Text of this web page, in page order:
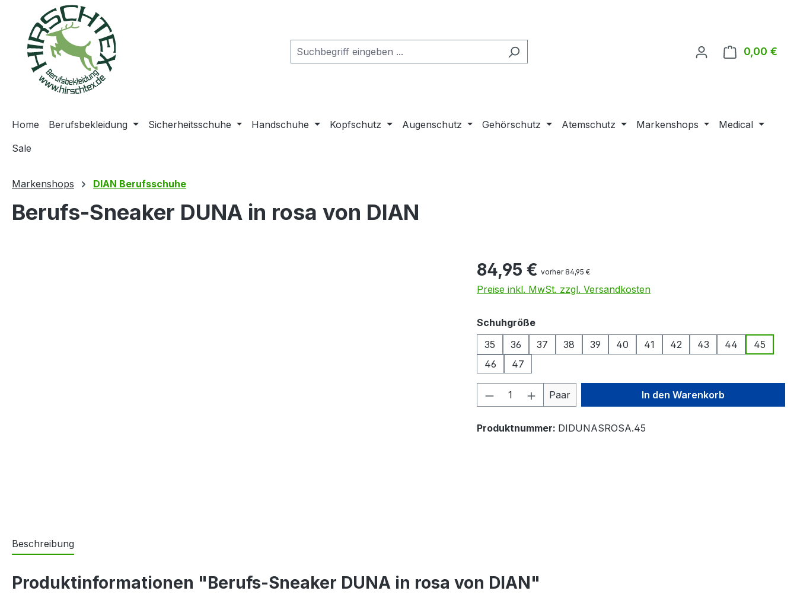
Zur Hauptnavigation springen
0,00 €
Home Berufsbekleidung Sicherheitsschuhe Handschuhe Kopfschutz Augenschutz Gehörschutz Atemschutz Markenshops
Medical
Sale
Markenshops DIAN Berufsschuhe
Berufs-Sneaker DUNA in rosa von DIAN
84,95 € vorher 84,95 €
Preise inkl. MwSt. zzgl. Versandkosten
Schuhgrößeauswählen
35
36 37 38 39 40 41 42 43 44
45
46
47
Produkt Anzahl: Gib den gewünschten Wert
Paar In den Warenkorb
Produktnummer: DIDUNASROSA.45
Beschreibung
Produktinformationen "Berufs-Sneaker DUNA in rosa von DIAN"